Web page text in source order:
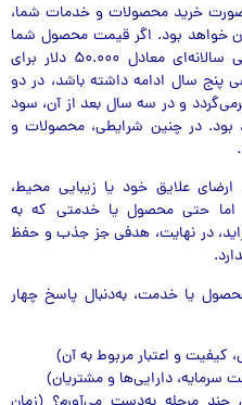
خرید محصولات و خدمات شما،
خواهد بود. اگر قیمت محصول شما
۱۰۰.۰۰۰ دلار باشد، سود یا صرفه‌جویی سالانه‌ای معادل ۵۰.۰۰۰ دلار برای
پنج سال ادامه داشته باشد، در دو
او بر‌می‌گردد و در سه سال بعد از آن، سود
سال خواهد بود. در چنین شرایطی، محصولات و
ارضای علایق خود یا زیبایی محیط،
حتی محصول یا خدمتی که به
در نهایت، هدفی جز جذب و حفظ
یا خدمت، به‌دنبال پاسخ چهار